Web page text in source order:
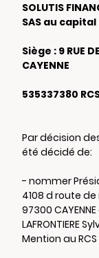
SOLUTIS
SAS au
Siège : 9 RUE
CAYENNE
535337380 RCS
Par décision
été décidé de:
- nommer
4108 d route
97300
LAFRONTIERE
Mention au RCS